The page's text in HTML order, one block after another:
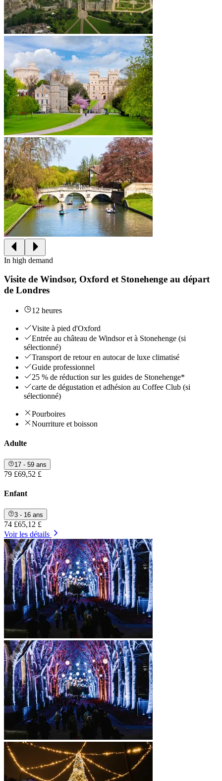
In high demand
Visite de Windsor, Oxford et Stonehenge au départ
de Londres
12 heures
Visite à pied d'Oxford
Entrée au château de Windsor et à Stonehenge (si
sélectionné)
Transport de retour en autocar de luxe climatisé
Guide professionnel
25 % de réduction sur les guides de Stonehenge*
carte de dégustation et adhésion au Coffee Club (si
sélectionné)
Pourboires
Nourriture et boisson
Adulte
17 - 59 ans
79 £69,52 £
Enfant
3 - 16 ans
74 £65,12 £
Voir les détails